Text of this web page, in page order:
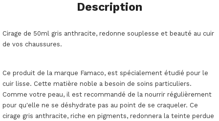
Description
Cirage de 50ml gris anthracite, redonne souplesse et beauté au cuir
de vos chaussures.
Ce produit de la marque Famaco, est spécialement étudié pour le
cuir lisse. Cette matière noble a besoin de soins particuliers.
Comme votre peau, il est recommandé de la nourrir régulièrement
pour qu'elle ne se déshydrate pas au point de se craqueler. Ce
cirage gris anthracite, riche en pigments, redonnera la teinte perdue